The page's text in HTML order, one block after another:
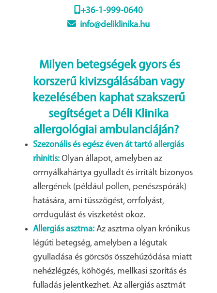
+36-1-999-0640
info@deliklinika.hu
Milyen betegségek gyors és
korszerű kivizsgálásában vagy
kezelésében kaphat szakszerű
segítséget a Déli Klinika
allergológiai ambulanciáján?
Szezonális és egész éven át tartó allergiás
rhinitis: Olyan állapot, amelyben az
orrnyálkahártya gyulladt és irritált bizonyos
allergének (például pollen, penészspórák)
hatására, ami tüsszögést, orrfolyást,
orrdugulást és viszketést okoz.
Allergiás asztma: Az asztma olyan krónikus
légúti betegség, amelyben a légutak
gyulladása és görcsös összehúzódása miatt
nehézlégzés, köhögés, mellkasi szorítás és
fulladás jelentkezhet. Az allergiás asztmát